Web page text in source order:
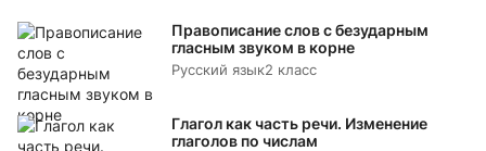
Правописание слов с безударным
гласным звуком в корне
Русский язык2 класс
Глагол как часть речи. Изменение
глаголов по числам